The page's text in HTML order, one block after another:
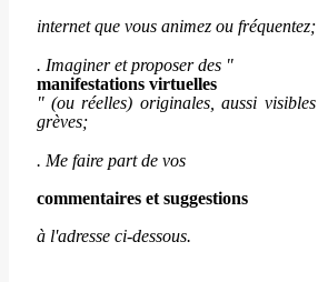
internet que vous animez ou fréquentez;
. Imaginer et proposer des "
manifestations virtuelles
" (ou réelles) originales, aussi
grèves;
. Me faire part de vos
commentaires et suggestions
à l'adresse ci-dessous.